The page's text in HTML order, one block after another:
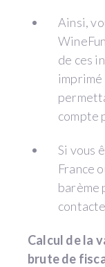
Ainsi,
de ces
imprimé
compte
Si vous
France
barème
Calcul de la
brute de